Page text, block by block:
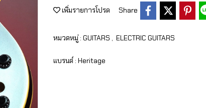
เพิ่มรายการโปรด Share
หมวดหมู่ : GUITARS ELECTRIC GUITARS
แบรนด์ : Heritage